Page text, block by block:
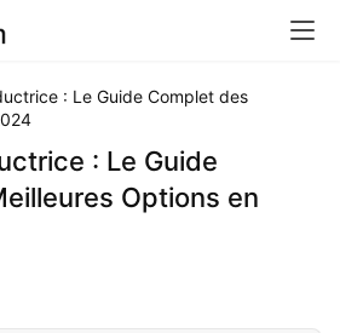
: Le Guide Complet des
: Le Guide
Options en